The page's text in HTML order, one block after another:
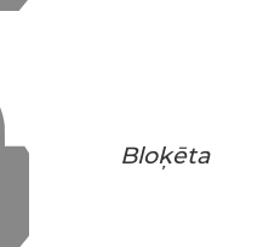
Bloķēta